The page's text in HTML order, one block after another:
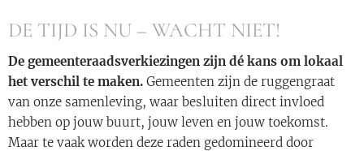
DE TIJD IS NU – WACHT NIET!
De gemeenteraadsverkiezingen zijn dé kans om lokaal
het verschil te maken. Gemeenten zijn de ruggengraat
van onze samenleving, waar besluiten direct invloed
hebben op jouw buurt, jouw leven en jouw toekomst.
Maar te vaak worden deze raden gedomineerd door